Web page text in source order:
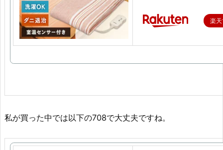
楽
私が買った中では以下の708で大丈夫ですね。